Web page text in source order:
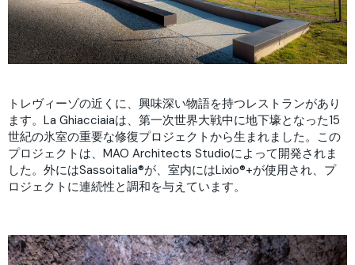
トレヴィーゾの近くに、興味深い物語を持つレストランがあり
ます。La Ghiacciaiaは、第一次世界大戦中に地下壕となった15
世紀の氷室の重要な修復プロジェクトから生まれました。この
プロジェクトは、MAO Architects Studioによって開発されま
した。外にはSassoitalia®が、室内にはLixio®+が使用され、プ
ロジェクトに連続性と調和を与えています。